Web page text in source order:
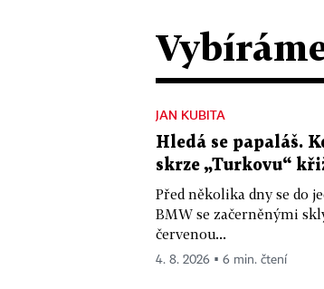
JAN KUBITA
Hledá se papaláš.
skrze „Turkovu“
Před několika dny se do
BMW se začerněnými
červenou...
4. 8. 2026 ▪ 6 min. čtení